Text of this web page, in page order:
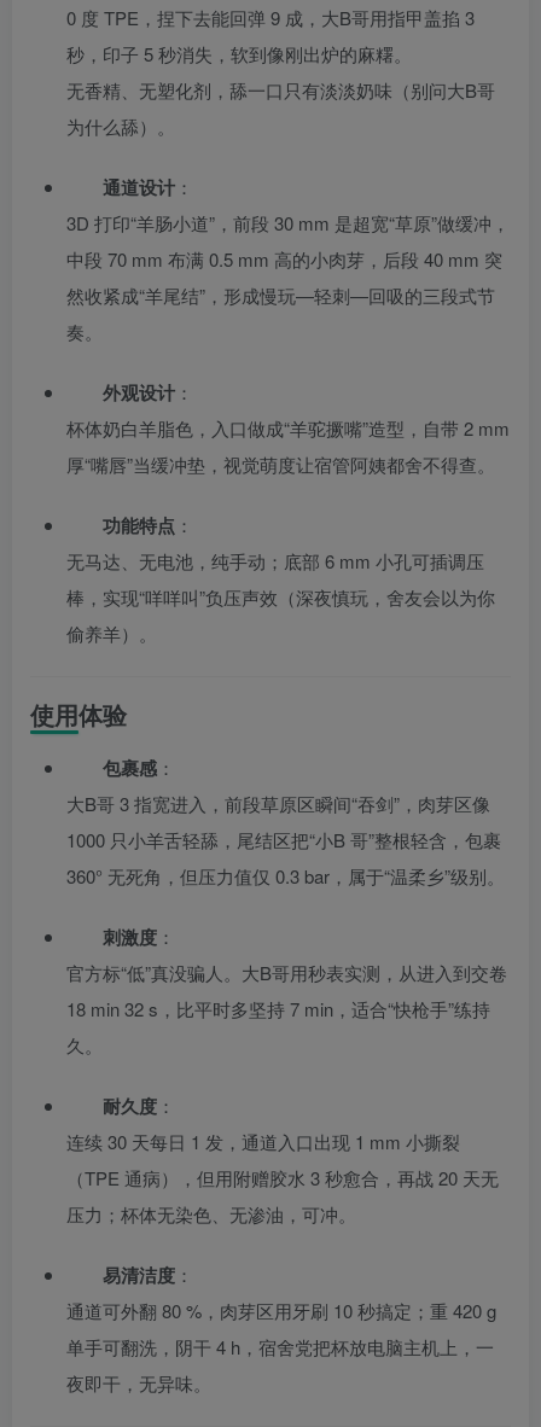
0 度 TPE，捏下去能回弹 9 成，大B哥用指甲盖掐 3
秒，印子 5 秒消失，软到像刚出炉的麻糬。
无香精、无塑化剂，舔一口只有淡淡奶味（别问大B哥
为什么舔）。
通道设计 ：
3D 打印“羊肠小道”，前段 30 mm 是超宽“草原”做缓冲，
中段 70 mm 布满 0.5 mm 高的小肉芽，后段 40 mm 突
然收紧成“羊尾结”，形成慢玩—轻刺—回吸的三段式节
奏。
外观设计 ：
杯体奶白羊脂色，入口做成“羊驼撅嘴”造型，自带 2 mm
厚“嘴唇”当缓冲垫，视觉萌度让宿管阿姨都舍不得查。
功能特点 ：
无马达、无电池，纯手动；底部 6 mm 小孔可插调压
棒，实现“咩咩叫”负压声效（深夜慎玩，舍友会以为你
偷养羊）。
使用体验
包裹感 ：
大B哥 3 指宽进入，前段草原区瞬间“吞剑”，肉芽区像
1000 只小羊舌轻舔，尾结区把“小B 哥”整根轻含，包裹
360° 无死角，但压力值仅 0.3 bar，属于“温柔乡”级别。
刺激度 ：
官方标“低”真没骗人。大B哥用秒表实测，从进入到交卷
18 min 32 s，比平时多坚持 7 min，适合“快枪手”练持
久。
耐久度 ：
连续 30 天每日 1 发，通道入口出现 1 mm 小撕裂
（TPE 通病），但用附赠胶水 3 秒愈合，再战 20 天无
压力；杯体无染色、无渗油，可冲。
易清洁度 ：
通道可外翻 80 %，肉芽区用牙刷 10 秒搞定；重 420 g
单手可翻洗，阴干 4 h，宿舍党把杯放电脑主机上，一
夜即干，无异味。